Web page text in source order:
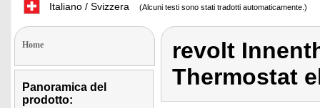
Italiano / Svizzera (Alcuni testi sono stati tradotti automaticamente.)
Home
Panoramica del
prodotto:
revolt
Thermostat